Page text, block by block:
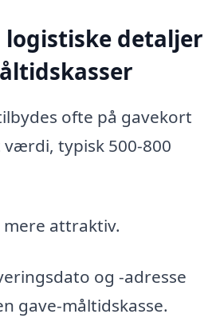
logistiske detaljer
ofte på gavekort
typisk 500-800
attraktiv.
og -adresse
gave-måltidskasse.